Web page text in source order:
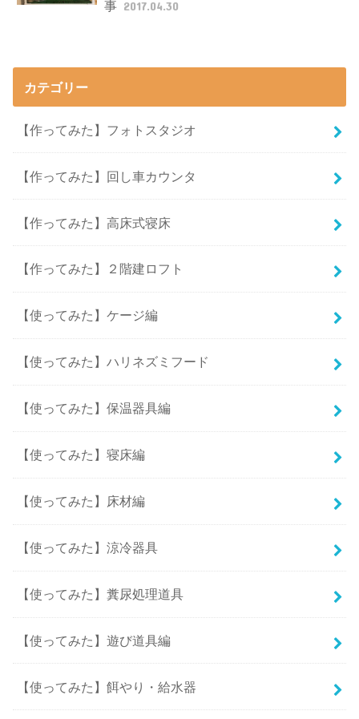
事 2017.04.30
カテゴリー
【作ってみた】フォトスタジオ
【作ってみた】回し車カウンタ
【作ってみた】高床式寝床
【作ってみた】２階建ロフト
【使ってみた】ケージ編
【使ってみた】ハリネズミフード
【使ってみた】保温器具編
【使ってみた】寝床編
【使ってみた】床材編
【使ってみた】涼冷器具
【使ってみた】糞尿処理道具
【使ってみた】遊び道具編
【使ってみた】餌やり・給水器